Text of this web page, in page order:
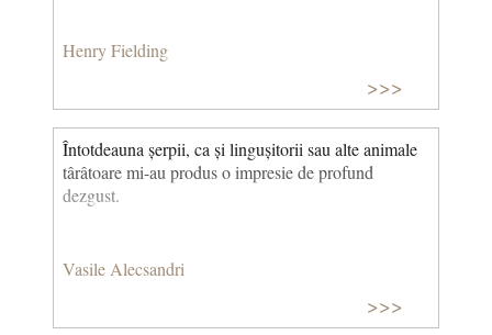
Henry Fielding
>>>
Întotdeauna șerpii, ca și lingușitorii sau alte animale
târâtoare mi-au produs o impresie de profund
dezgust.
Vasile Alecsandri
>>>